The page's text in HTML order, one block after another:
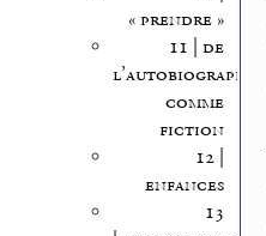
« prendre »
11 | de
l’autobiographie
comme
fiction
12 |
enfances
13